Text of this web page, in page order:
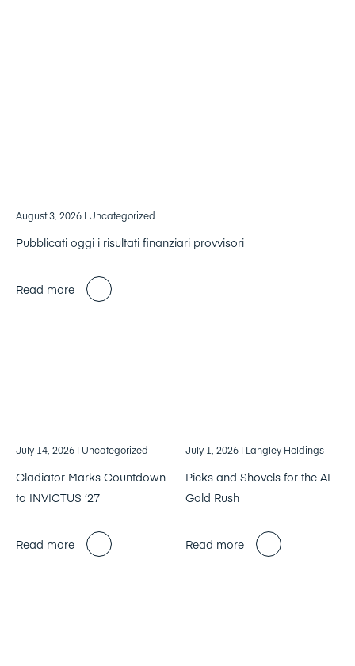
August 3, 2026 | Uncategorized
Pubblicati oggi i risultati finanziari provvisori
Read more
July 14, 2026 | Uncategorized
Gladiator Marks Countdown
to INVICTUS ’27
Read more
July 1, 2026 | Langley Holdings
Picks and Shovels for the AI
Gold Rush
Read more